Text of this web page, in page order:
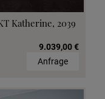
Katherine, 2039
9.039,00 €
Anfrage